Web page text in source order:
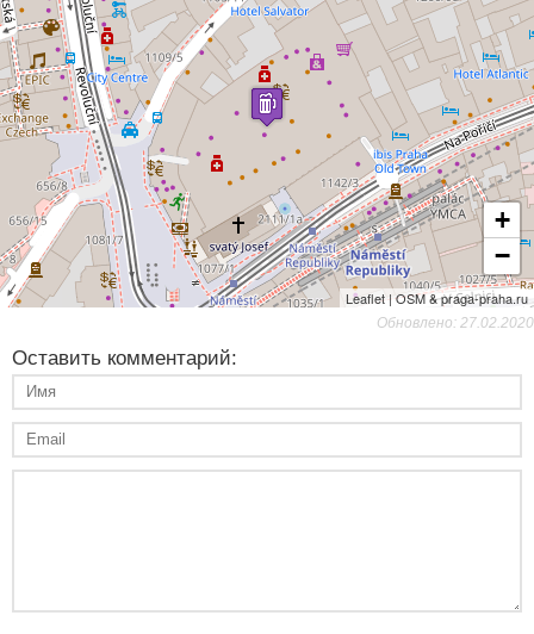
+
−
Leaflet | OSM & praga-praha.ru
Обновлено: 27.02.2020
Оставить комментарий: